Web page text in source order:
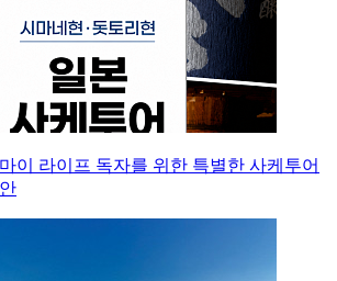
이 라이프 독자를 위한 특별한 사케투어